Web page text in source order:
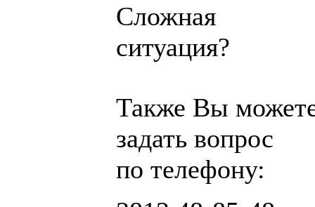
Сложная
ситуация?
Также Вы
задать вопрос
по телефону: